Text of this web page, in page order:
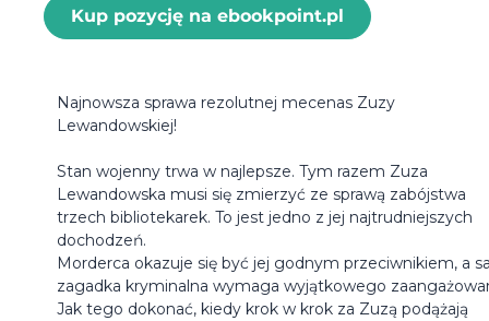
Kup pozycję na ebookpoint.pl
Najnowsza sprawa rezolutnej mecenas Zuzy
Lewandowskiej!
Stan wojenny trwa w najlepsze. Tym razem Zuza
Lewandowska musi się zmierzyć ze sprawą zabójstwa
trzech bibliotekarek. To jest jedno z jej najtrudniejszych
dochodzeń.
Morderca okazuje się być jej godnym przeciwnikiem, a
zagadka kryminalna wymaga wyjątkowego
Jak tego dokonać, kiedy krok w krok za Zuzą podążają